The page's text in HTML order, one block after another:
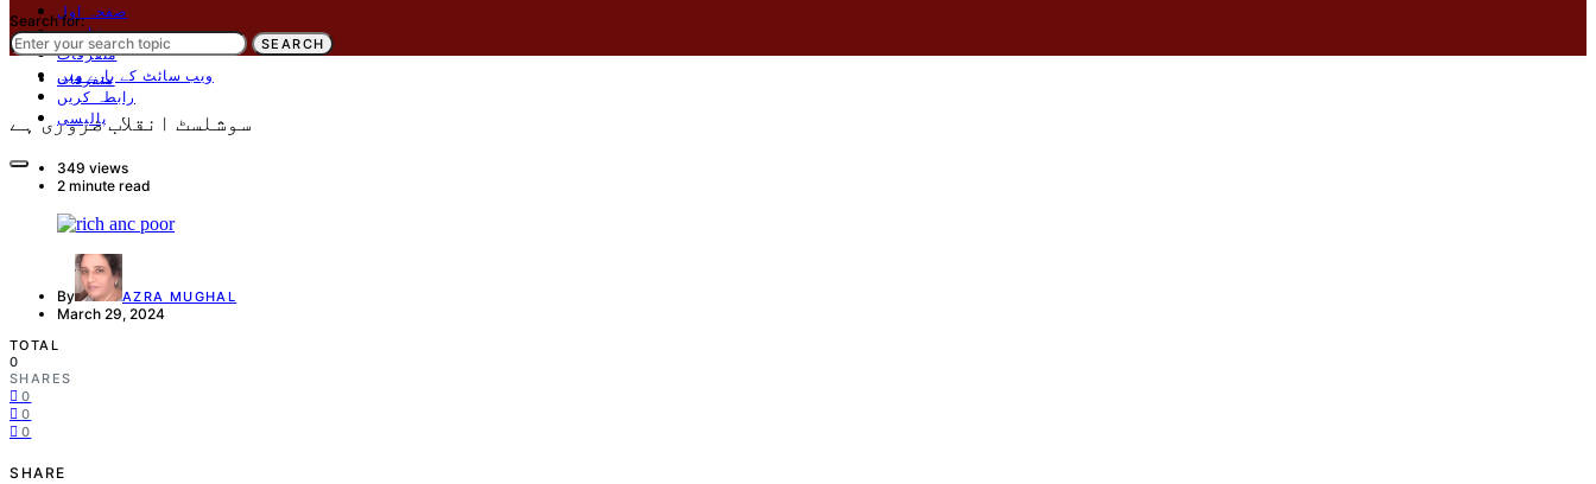
صفحہ اول
شاعری
متفرقات
ویب سائٹ کے بارے میں
رابطہ کریں
پالیسی
Search for:
SEARCH
متفرقات
سوشلسٹ انقلاب ضروری ہے
349 views
2 minute read
By AZRA MUGHAL
March 29, 2024
TOTAL
0
SHARES
0
0
0
SHARE